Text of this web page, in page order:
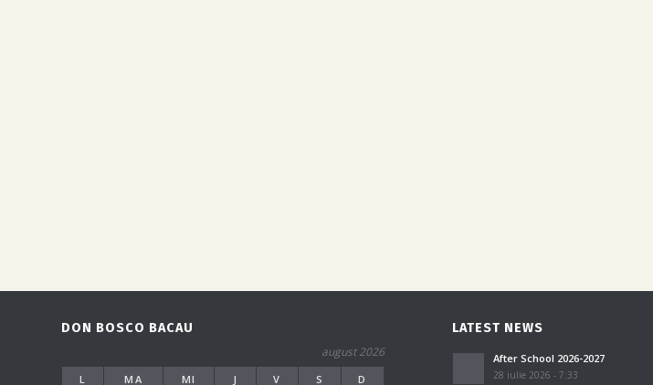
DON BOSCO BACAU
august 2026
L MA MI J V S D
LATEST NEWS
After School 2026-2027
28 iulie 2026 - 7:33